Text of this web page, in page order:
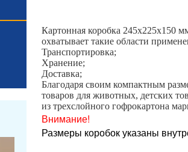
Картонная коробка 245х225х150
охватывает такие области
Транспортировка;
Хранение;
Доставка;
Благодаря своим компактным
товаров для животных, детских
из трехслойного гофрокартона
Внимание!
Размеры коробок указаны